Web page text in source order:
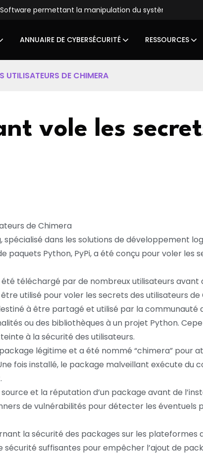
permettant la manipulation du système de
ANNUAIRE DE CYBERSÉCURITÉ RESSOURCES
UTILISATEURS DE CHIMERA
vole les
de Chimera
dans les solutions de développement
Python, PyPi, a été conçu pour voler les
téléchargé par de nombreux utilisateurs avant
utilisé pour voler les secrets des utilisateurs de
à être partagé et utilisé par la communauté
ou des bibliothèques à un projet Python.
à la sécurité des utilisateurs.
légitime et a été nommé “chimera” pour
fois installé, le package malveillant exécute du
et la réputation d’un package avant de
de vulnérabilités pour détecter les éventuels
la sécurité des packages sur les plateformes
suffisantes pour empêcher l’ajout de